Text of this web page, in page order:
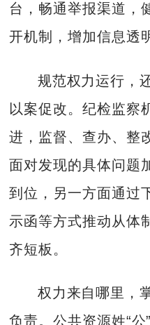
台，畅通举报渠道，
开机制，增加信息透
规范权力运行，
以案促改。纪检监察
进，监督、查办、整
面对发现的具体问题
到位，另一方面通过
示函等方式推动从体
齐短板。
权力来自哪里，
负责。公共资源姓“公